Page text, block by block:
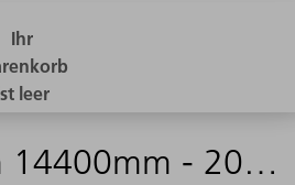
Zahnriemen 14400mm - 2068329